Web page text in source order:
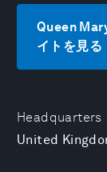
Headquarters
United
Queen
イトを見る